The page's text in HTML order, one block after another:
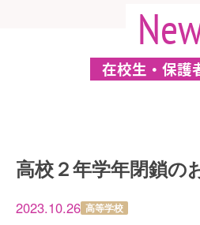
在校生・保護
高校２年学年閉鎖の
2023.10.26 高等学校